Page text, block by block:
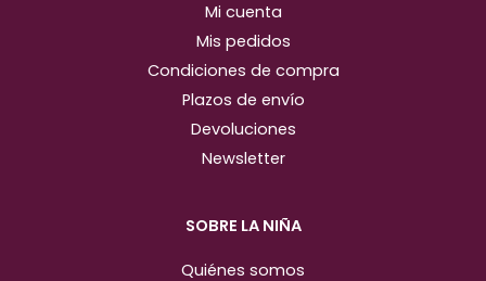
Mi cuenta
Mis pedidos
Condiciones de compra
Plazos de envío
Devoluciones
Newsletter
SOBRE LA NIÑA
Quiénes somos